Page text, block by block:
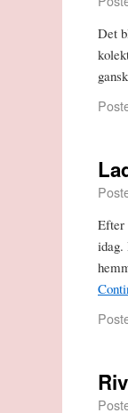
Det
Efter
idag.